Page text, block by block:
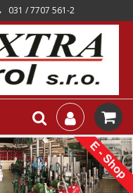
031 / 7707 561-2